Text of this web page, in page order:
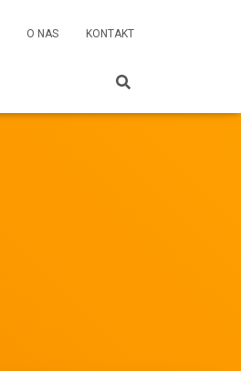
O NAS KONTAKT